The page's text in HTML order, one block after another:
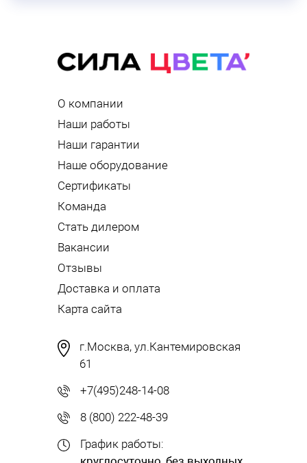
О компании
Наши работы
Наши гарантии
Наше оборудование
Сертификаты
Команда
Стать дилером
Вакансии
Отзывы
Доставка и оплата
Карта сайта
г.Москва, ул.Кантемировская
61
+7(495)248-14-08
8 (800) 222-48-39
График работы: